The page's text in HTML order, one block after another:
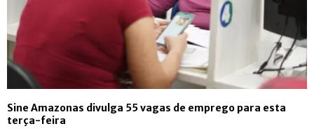
Sine Amazonas divulga 55 vagas de emprego para esta
terça-feira